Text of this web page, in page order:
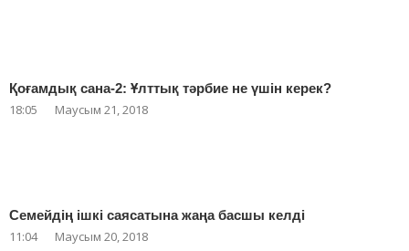
Қоғамдық сана-2: Ұлттық тәрбие не үшін керек?
18:05 Маусым 21, 2018
Семейдің ішкі саясатына жаңа басшы келді
11:04 Маусым 20, 2018